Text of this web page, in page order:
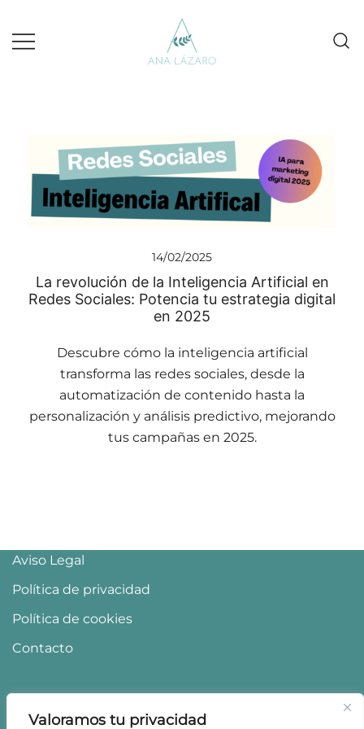
Valoramos tu privacidad
14/02/2025
La revolución de la Inteligencia Artificial en
Redes Sociales: Potencia tu estrategia digital
en 2025
Descubre cómo la inteligencia artificial
transforma las redes sociales, desde la
automatización de contenido hasta la
personalización y análisis predictivo, mejorando
tus campañas en 2025.
Aviso Legal
Política de privacidad
Política de cookies
Contacto